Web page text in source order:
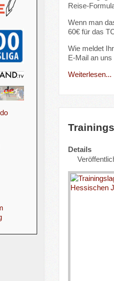
Reise-
Wenn man
60€ für das
Wie meldet
E-Mail an
Weiterlesen...
Details